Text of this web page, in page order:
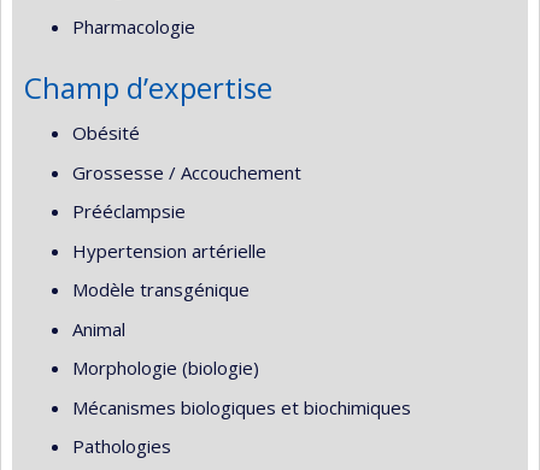
Pharmacologie
Champ d’expertise
Obésité
Grossesse / Accouchement
Prééclampsie
Hypertension artérielle
Modèle transgénique
Animal
Morphologie (biologie)
Mécanismes biologiques et biochimiques
Pathologies